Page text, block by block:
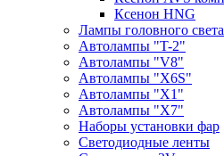
Ксенон HNG
Лампы головного
Автолампы "T-2"
Автолампы "V8"
Автолампы "X6S"
Автолампы "Х1"
Автолампы "Х7"
Наборы установки фар
Светодиодные ленты